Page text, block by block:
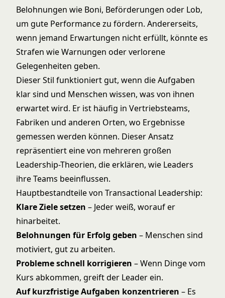
Belohnungen wie Boni, Beförderungen oder Lob,
um gute Performance zu fördern. Andererseits,
wenn jemand Erwartungen nicht erfüllt, könnte es
Strafen wie Warnungen oder verlorene
Gelegenheiten geben.
Dieser Stil funktioniert gut, wenn die Aufgaben
klar sind und Menschen wissen, was von ihnen
erwartet wird. Er ist häufig in Vertriebsteams,
Fabriken und anderen Orten, wo Ergebnisse
gemessen werden können. Dieser Ansatz
repräsentiert eine von mehreren großen
Leadership-Theorien, die erklären, wie Leaders
ihre Teams beeinflussen.
Hauptbestandteile von Transactional Leadership:
Klare Ziele setzen – Jeder weiß, worauf er
hinarbeitet.
Belohnungen für Erfolg geben – Menschen sind
motiviert, gut zu arbeiten.
Probleme schnell korrigieren – Wenn Dinge vom
Kurs abkommen, greift der Leader ein.
Auf kurzfristige Aufgaben konzentrieren – Es